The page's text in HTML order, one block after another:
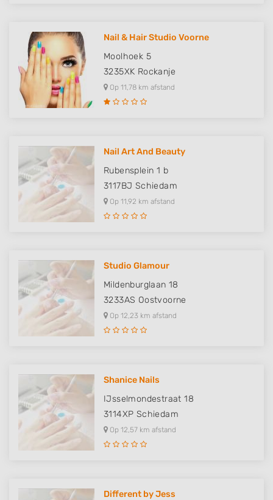
Nail & Hair Studio Voorne
Moolhoek 5
3235XK Rockanje
Op 11,78 km afstand
Nail Art And Beauty
Rubensplein 1 b
3117BJ Schiedam
Op 11,92 km afstand
Studio Glamour
Mildenburglaan 18
3233AS Oostvoorne
Op 12,23 km afstand
Shanice Nails
IJsselmondestraat 18
3114XP Schiedam
Op 12,57 km afstand
Different by Jess